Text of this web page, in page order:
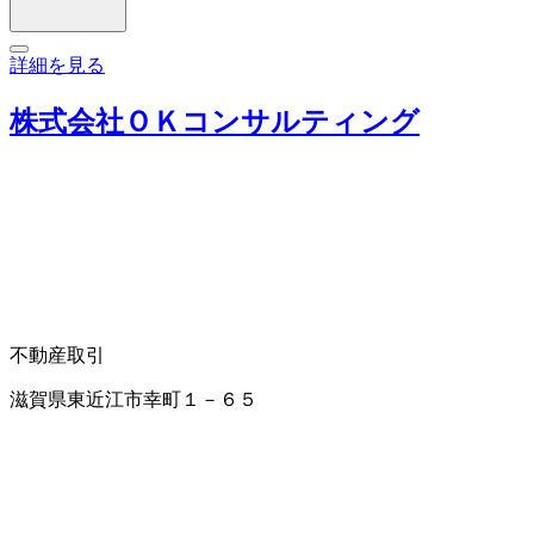
詳細を見る
株式会社ＯＫコンサルティング
不動産取引
滋賀県東近江市幸町１－６５